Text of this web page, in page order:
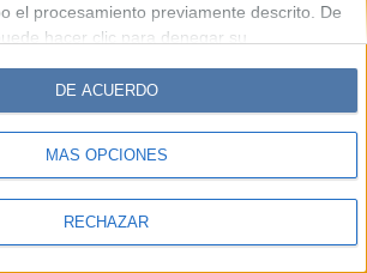
el procesamiento previamente descrito. De
hacer clic para denegar su
antes de otorgar su consentimiento.
algún procesamiento de sus datos
requerir de su consentimiento, pero usted
rechazar tal procesamiento. Sus
su consentimiento en cualquier
MÁS OPCIONES
RECHAZAR
DE ACUERDO